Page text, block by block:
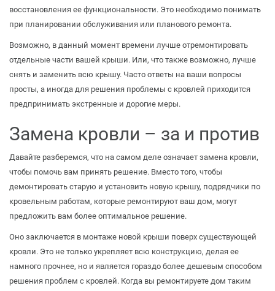
восстановления ее функциональности. Это необходимо понимать
при планировании обслуживания или планового ремонта.
Возможно, в данный момент времени лучше отремонтировать
отдельные части вашей крыши. Или, что также возможно, лучше
снять и заменить всю крышу. Часто ответы на ваши вопросы
просты, а иногда для решения проблемы с кровлей приходится
предпринимать экстренные и дорогие меры.
Замена кровли – за и против
Давайте разберемся, что на самом деле означает замена кровли,
чтобы помочь вам принять решение. Вместо того, чтобы
демонтировать старую и установить новую крышу, подрядчики по
кровельным работам, которые ремонтируют ваш дом, могут
предложить вам более оптимальное решение.
Оно заключается в монтаже новой крыши поверх существующей
кровли. Это не только укрепляет всю конструкцию, делая ее
намного прочнее, но и является гораздо более дешевым способом
решения проблем с кровлей. Когда вы ремонтируете дом таким